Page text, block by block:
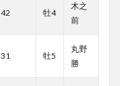
42 牡4
木之
前
31 牡5
丸野
勝